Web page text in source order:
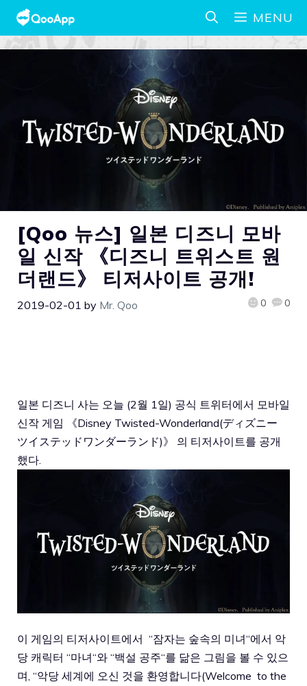
MENU
[Qoo 뉴스] 일본 디즈니 모바
일 신작 《디즈니 트위스트 원
더랜드》 티저사이트 공개!
2019-02-01 by Mr. Qoo 0 0
일본 디즈니 사는 오늘 (2월 1일) 공식 트위터에서 모바일
신작 게임 《Disney Twisted-Wonderland(ディズニー
ツイステッドワンダーランド)》 의 티저사이트를 공개
했다.
이 게임의 티저사이트에서 “잠자는 숲속의 미녀“에서 악
당 캐릭터 “마녀“와 “백설 공주“를 닮은 그림을 볼 수 있으
며 , “악당 세계에 오신 것을 환영합니다(Welcome to the